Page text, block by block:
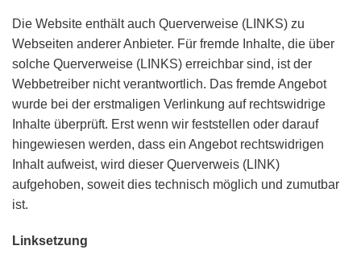
Die Website enthält auch Querverweise (LINKS) zu
Webseiten anderer Anbieter. Für fremde Inhalte, die über
solche Querverweise (LINKS) erreichbar sind, ist der
Webbetreiber nicht verantwortlich. Das fremde Angebot
wurde bei der erstmaligen Verlinkung auf rechtswidrige
Inhalte überprüft. Erst wenn wir feststellen oder darauf
hingewiesen werden, dass ein Angebot rechtswidrigen
Inhalt aufweist, wird dieser Querverweis (LINK)
aufgehoben, soweit dies technisch möglich und zumutbar
ist.
Linksetzung